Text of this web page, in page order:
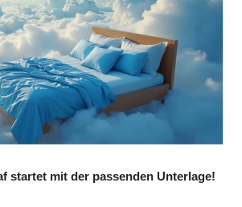
startet mit der passenden Unterlage!